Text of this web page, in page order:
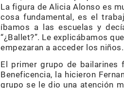
La figura de Alicia Alonso es
cosa fundamental, es el
íbamos a las escuelas y
“¿Ballet?”. Le explicábamos
empezaran a acceder los niños.
El primer grupo de bailarines
Beneficencia, la hicieron
grupo se le dio una atención